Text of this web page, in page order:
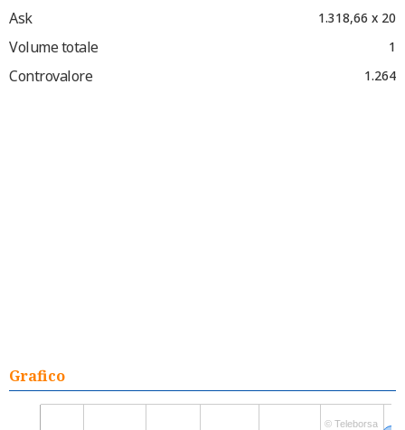
Ask 1.318,66 x 20
Volume totale 1
Controvalore 1.264
Grafico
© Teleborsa